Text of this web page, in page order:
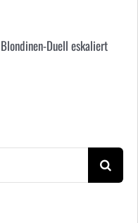
Duell eskaliert